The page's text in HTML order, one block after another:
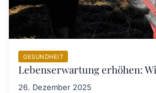
GESUNDHEIT
Lebenserwartung erhöhen:
26. Dezember 2025